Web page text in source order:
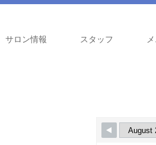
サロン情報 スタッフ